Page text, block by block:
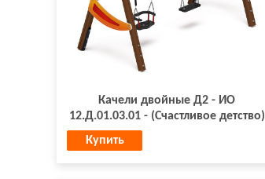
Качели двойные Д2 - ИО
12.Д.01.03.01 - (Счастливое детство)
Купить